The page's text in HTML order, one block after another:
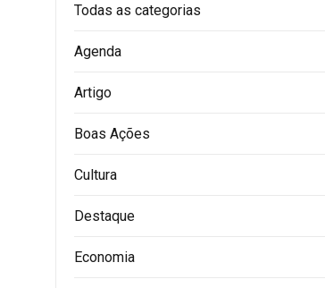
Todas as categorias
Agenda
Artigo
Boas Ações
Cultura
Destaque
Economia